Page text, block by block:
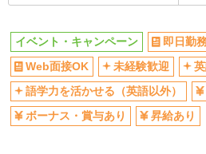
イベント・キャンペーン 即日勤
Web面接OK
未経験歓迎
語学力を活かせる（英語以外）
ボーナス・賞与あり
昇給あり